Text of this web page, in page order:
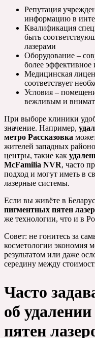
Репутация
информацию в
Квалификация
быть
лазерами
Оборудование –
более эффективное
Медицинская
соответствует
Условия –
вежливым и
При выборе клиники
значение. Например,
метро Рассказовка
жителей западных
центры, такие как
McFamilia NVR, часто
подход и могут иметь в
лазерные системы.
Если вы живёте в
пигментных пятен
же технологии, что и в
Совет: не гонитесь за
косметологии экономия
результатом или даже
середину между
Часто
об
пятен